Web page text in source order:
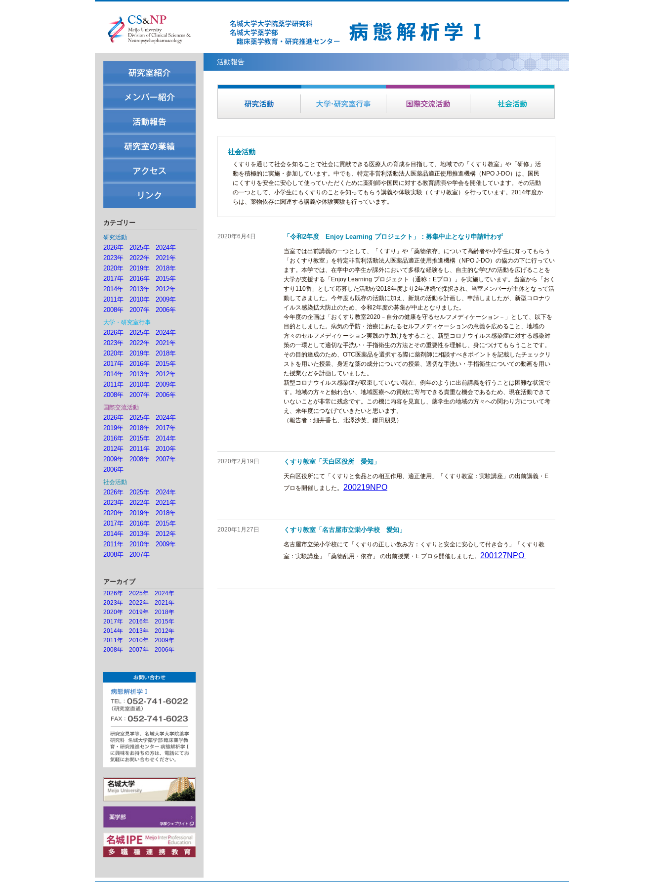
カテゴリー
研究活動
2026年 2025年
2024年
2023年
2022年
2021年
2020年
2019年
2018年
2017年
2016年
2015年
2014年
2013年
2012年
2011年
2010年
2009年
2008年
2007年 2006年
大学・研究室行事
2026年 2025年
2024年
2023年
2022年
2021年
2020年
2019年
2018年
2017年
2016年
2015年
2014年
2013年
2012年
2011年
2010年
2009年
2008年
2007年 2006年
国際交流活動
2026年 2025年
2024年
2019年
2018年
2017年
2016年
2015年
2014年
2012年
2011年
2010年
2009年
2008年
2007年
2006年
社会活動
2026年 2025年
2024年
2023年
2022年
2021年
2020年
2019年
2018年
2017年
2016年
2015年
2014年
2013年
2012年
2011年
2010年
2009年
2008年
2007年
アーカイブ
2026年 2025年
2024年
2023年
2022年
2021年
2020年
2019年
2018年
2017年
2016年
2015年
2014年
2013年
2012年
2011年
2010年
2009年
2008年
2007年 2006年
活動報告
社会活動
くすりを通じて社会を知ることで社会に貢献できる医療人の育成を目指して、地域での「くすり教室」や「研修」活
動を積極的に実施・参加しています。中でも、特定非営利活動法人医薬品適正使用推進機構（NPO J-DO）は、国民
にくすりを安全に安心して使っていただくために薬剤師や国民に対する教育講演や学会を開催しています。その活動
の一つとして、小学生にもくすりのことを知ってもらう講義や体験実験（くすり教室）を行っています。2014年度か
らは、薬物依存に関連する講義や体験実験も行っています。
2020年6月4日 「令和2年度 Enjoy Learning プロジェクト」：募集中止となり申請叶わず
当室では出前講義の一つとして、 「くすり」や「薬物依存」 について高齢者や小学生に知ってもらう
「おくすり教室」 を特定非営利活動法人医薬品適正使用推進機構（ NPO J-DO）の協力の下に行ってい
ます。 本学では、在学中の学生が課外において多様な経験をし、自主的な学びの活動を広げることを
大学が支援する「 Enjoy Learning プロジェクト（通称： Eプロ）」 を実施しています。 当室から「 おく
すり 110番 」 として応募した活動が2018年度より 2年連続で採択され、 当室メンバーが主体となって活
動してきました。今年度も既存の活動に加え、新規の活動を計画し、 申請しましたが、新型コロナウ
イルス感染拡大防止のため、 令和2年度の募集が中止 となりました。
今年度の企画は 「 おくすり教室2020 － 自分の健康を守るセルフメディケーション － 」 として、以下を
目的としました。 病気の予防・治療にあたるセルフメディケーションの意義を広めること 、地域の
方々のセルフメディケーション実践の手助けをすること、 新型コロナウイルス感染症に対する感染対
策の一環として適切な手洗い ・ 手指衛生の方法とその重要性を理解し 、身につけてもらうことです。
その目的達成のため、 OTC 医薬品を選択する際に薬剤師に相談すべきポイントを記載したチェックリ
ストを用いた授業、 身近な薬の成分についての授業、 適切な手洗い ・ 手指衛生についての動画を用い
た授業などを計画していました。
新型コロナウイルス感染症が収束していない現在、例年のように出前講義を行うことは 困難な状況で
す。 地域の方々と触れ合い、地域医療への貢献に寄与できる貴重な機会であるため、 現在活動できて
いないことが非常に残念です。 この機に内容を見直し 、 薬学生の地域の方々への関わり方について考
え、 来年度につなげていきたいと思います。
（報告者： 細井香七、北澤沙英、 鎌田 朋見）
2020年2月19日 くすり教室「天白区役所 愛知」
天白区役所にて「くすりと食品との相互作用、適正使用」「くすり教室：実験講座」の出前講義・E
プロを開催しました。 200219NPO
2020年1月27日 くすり教室「名古屋市立栄小学校 愛知」
名古屋市立栄小学校にて「くすりの正しい飲み方：くすりと安全に安心して付き合う」「くすり教
室：実験講座」「薬物乱用・依存」 の出前授業・E プロを開催しました。 200127NPO